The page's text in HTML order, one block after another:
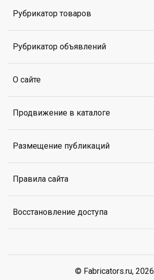
Рубрикатор товаров
Рубрикатор объявлений
О сайте
Продвижение в каталоге
Размещение публикаций
Правила сайта
Восстановление доступа
© Fabricators.ru, 2026